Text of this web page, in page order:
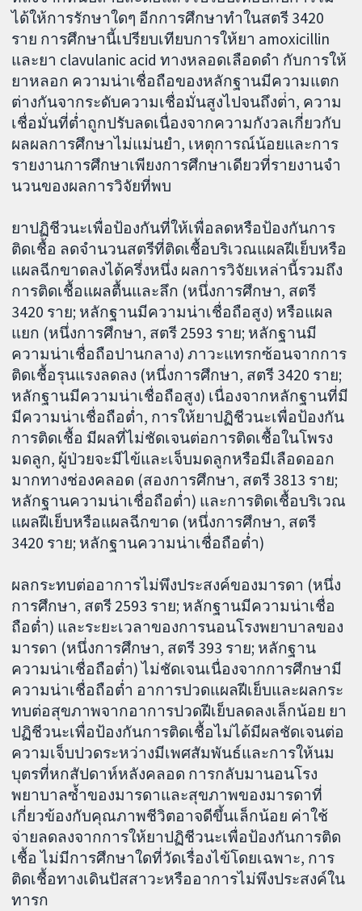
ได้ให้การรักษาใดๆ อีกการศึกษาทำในสตรี 3420
ราย การศึกษานี้เปรียบเทียบการให้ยา amoxicillin
และยา clavulanic acid ทางหลอดเลือดดํา กับการให้
ยาหลอก ความน่าเชื่อถือของหลักฐานมีความแตก
ต่างกันจากระดับความเชื่อมั่นสูงไปจนถึงต่ํา, ความ
เชื่อมั่นที่ต่ำถูกปรับลดเนื่องจากความกังวลเกี่ยวกับ
ผลผลการศึกษาไม่แม่นยํา, เหตุการณ์น้อยและการ
รายงานการศึกษาเพียงการศึกษาเดียวที่รายงานจํา
นวนของผลการวิจัยที่พบ
ยาปฏิชีวนะเพื่อป้องกันที่ให้เพื่อลดหรือป้องกันการ
ติดเชื้อ ลดจํานวนสตรีที่ติดเชื้อบริเวณแผลฝีเย็บหรือ
แผลฉีกขาดลงได้ครึ่งหนึ่ง ผลการวิจัยเหล่านี้รวมถึง
การติดเชื้อแผลตื้นและลึก (หนึ่งการศึกษา, สตรี
3420 ราย; หลักฐานมีความน่าเชื่อถือสูง) หรือแผล
แยก (หนึ่งการศึกษา, สตรี 2593 ราย; หลักฐานมี
ความน่าเชื่อถือปานกลาง) ภาวะแทรกซ้อนจากการ
ติดเชื้อรุนแรงลดลง (หนึ่งการศึกษา, สตรี 3420 ราย;
หลักฐานมีความน่าเชื่อถือสูง) เนื่องจากหลักฐานที่มี
มีความน่าเชื่อถือต่ำ, การให้ยาปฏิชีวนะเพื่อป้องกัน
การติดเชื้อ มีผลที่ไม่ชัดเจนต่อการติดเชื้อในโพรง
มดลูก, ผู้ป่วยจะมีไข้และเจ็บมดลูกหรือมีเลือดออก
มากทางช่องคลอด (สองการศึกษา, สตรี 3813 ราย;
หลักฐานความน่าเชื่อถือต่ำ) และการติดเชื้อบริเวณ
แผลฝีเย็บหรือแผลฉีกขาด (หนึ่งการศึกษา, สตรี
3420 ราย; หลักฐานความน่าเชื่อถือต่ำ)
ผลกระทบต่ออาการไม่พึงประสงค์ของมารดา (หนึ่ง
การศึกษา, สตรี 2593 ราย; หลักฐานมีความน่าเชื่อ
ถือต่ำ) และระยะเวลาของการนอนโรงพยาบาลของ
มารดา (หนึ่งการศึกษา, สตรี 393 ราย; หลักฐาน
ความน่าเชื่อถือต่ำ) ไม่ชัดเจนเนื่องจากการศึกษามี
ความน่าเชื่อถือต่ำ อาการปวดแผลฝีเย็บและผลกระ
ทบต่อสุขภาพจากอาการปวดฝีเย็บลดลงเล็กน้อย ยา
ปฏิชีวนะเพื่อป้องกันการติดเชื้อไม่ได้มีผลชัดเจนต่อ
ความเจ็บปวดระหว่างมีเพศสัมพันธ์และการให้นม
บุตรที่หกสัปดาห์หลังคลอด การกลับมานอนโรง
พยาบาลซ้ำของมารดาและสุขภาพของมารดาที่
เกี่ยวข้องกับคุณภาพชีวิตอาจดีขึ้นเล็กน้อย ค่าใช้
จ่ายลดลงจากการให้ยาปฏิชีวนะเพื่อป้องกันการติด
เชื้อ ไม่มีการศึกษาใดที่วัดเรื่องไข้โดยเฉพาะ, การ
ติดเชื้อทางเดินปัสสาวะหรืออาการไม่พึงประสงค์ใน
ทารก